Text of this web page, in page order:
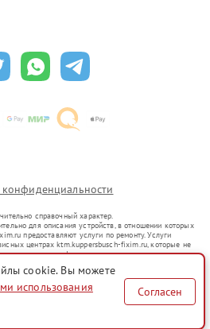
справочный характер.
для описания устройств, в отношении которых
предоставляют услуги по ремонту. Услуги
центрах ktm.kuppersbusch-fixim.ru, которые не
знаков или их официальными представителями.
введенных в гражданский оборот в соответствии
цели индивидуализации услуг или введения
информирования о предоставляемых услугах по
является публичной офертой, определяемой
кодекса РФ
cookie. Вы можете
использования
Согласен